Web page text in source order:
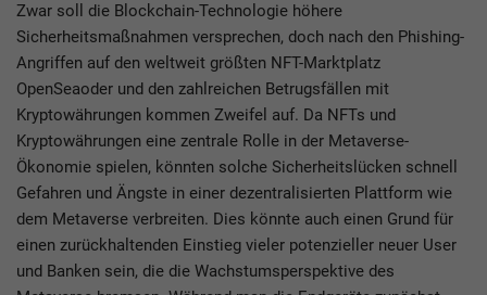
Zwar soll die Blockchain-Technologie höhere
Sicherheitsmaßnahmen versprechen, doch nach den Phishing-
Angriffen auf den weltweit größten NFT-Marktplatz
OpenSeaoder und den zahlreichen Betrugsfällen mit
Kryptowährungen kommen Zweifel auf. Da NFTs und
Kryptowährungen eine zentrale Rolle in der Metaverse-
Ökonomie spielen, könnten solche Sicherheitslücken schnell
Gefahren und Ängste in einer dezentralisierten Plattform wie
dem Metaverse verbreiten. Dies könnte auch einen Grund für
einen zurückhaltenden Einstieg vieler potenzieller neuer User
und Banken sein, die die Wachstumsperspektive des